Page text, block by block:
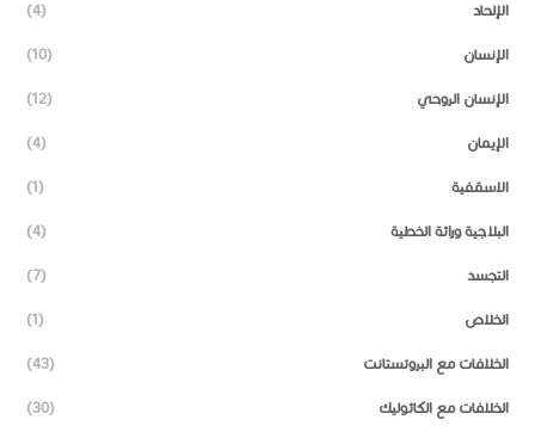
الإلحاد (4)
الإنسان (10)
الإنسان الروحي (12)
الإيمان (4)
الاسقفية (1)
البلاجية وراثة الخطية (4)
التجسد (7)
الخلاص (1)
الخلافات مع البروتستانت (43)
الخلافات مع الكاثوليك (30)